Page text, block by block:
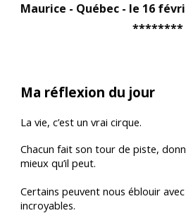
Maurice - Québec - le 16
********
Ma réflexion du jour
La vie, c’est un vrai cirque.
Chacun fait son tour de piste,
mieux qu’il peut.
Certains peuvent nous éblouir
incroyables.